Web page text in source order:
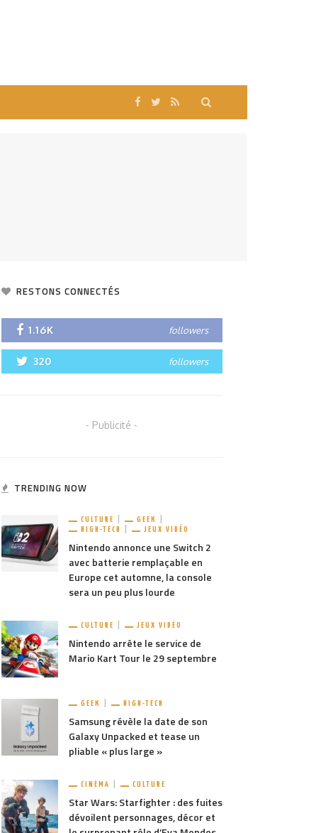
RESTONS CONNECTÉS
1.16K followers
320 followers
- Publicité -
TRENDING NOW
CULTURE
GEEK
HIGH-TECH
JEUX VIDÉO
Nintendo annonce une Switch 2
avec batterie remplaçable en
Europe cet automne, la console
sera un peu plus lourde
CULTURE JEUX VIDÉO
Nintendo arrête le service de
Mario Kart Tour le 29 septembre
GEEK HIGH-TECH
Samsung révèle la date de son
Galaxy Unpacked et tease un
pliable « plus large »
CINÉMA CULTURE
Star Wars: Starfighter : des fuites
dévoilent personnages, décor et